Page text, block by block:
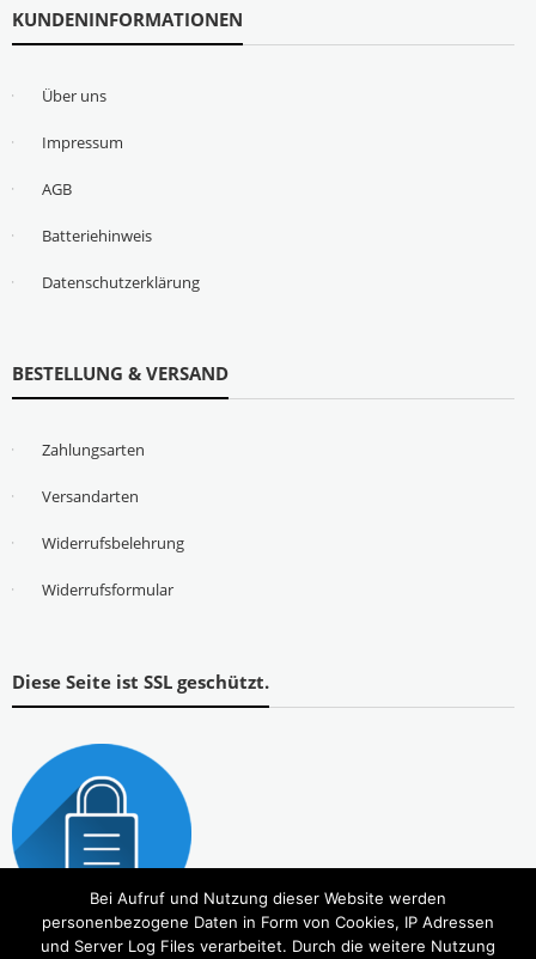
KUNDENINFORMATIONEN
Über uns
Impressum
AGB
Batteriehinweis
Datenschutzerklärung
BESTELLUNG & VERSAND
Zahlungsarten
Versandarten
Widerrufsbelehrung
Widerrufsformular
Diese Seite ist SSL geschützt.
Bei Aufruf und Nutzung dieser Website werden
personenbezogene Daten in Form von Cookies, IP Adressen
und Server Log Files verarbeitet. Durch die weitere Nutzung